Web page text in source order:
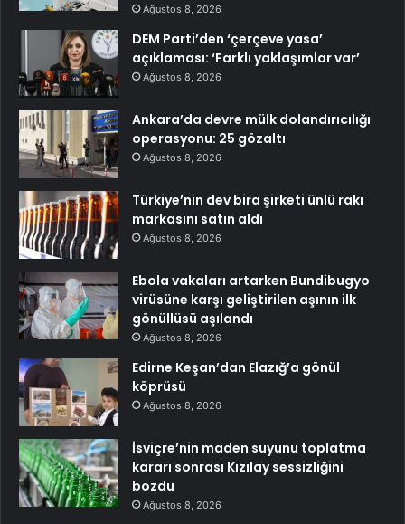
Ağustos 8, 2026
DEM Parti’den ‘çerçeve yasa’
açıklaması: ‘Farklı yaklaşımlar var’
Ağustos 8, 2026
Ankara’da devre mülk dolandırıcılığı
operasyonu: 25 gözaltı
Ağustos 8, 2026
Türkiye’nin dev bira şirketi ünlü rakı
markasını satın aldı
Ağustos 8, 2026
Ebola vakaları artarken Bundibugyo
virüsüne karşı geliştirilen aşının ilk
gönüllüsü aşılandı
Ağustos 8, 2026
Edirne Keşan’dan Elazığ’a gönül
köprüsü
Ağustos 8, 2026
İsviçre’nin maden suyunu toplatma
kararı sonrası Kızılay sessizliğini
bozdu
Ağustos 8, 2026